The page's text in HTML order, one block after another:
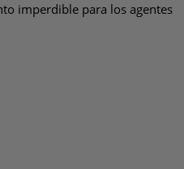
imperdible para los agentes